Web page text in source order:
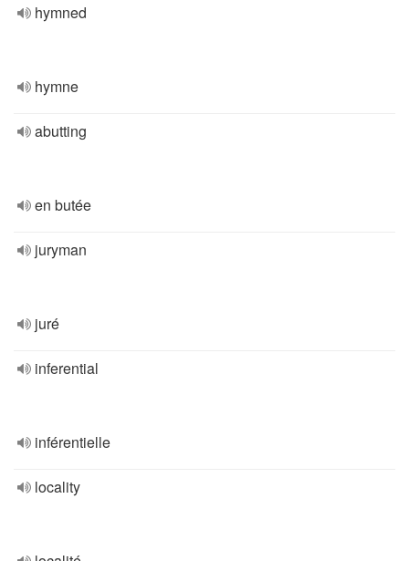
hymned
hymne
abutting
en butée
juryman
juré
inferential
inférentielle
locality